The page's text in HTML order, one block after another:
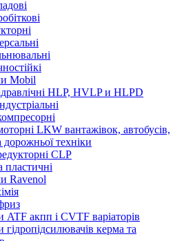
Mobil
HLP, HVLP и HLPD
LKW вантажівок, автобусів,
дорожньої техніки
CLP
Ravenol
ATF акпп і CVTF варіаторів
керма та